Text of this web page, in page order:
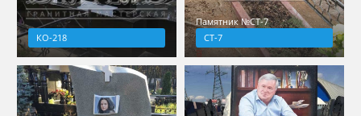
КО-218
Памятник №СТ-7
СТ-7